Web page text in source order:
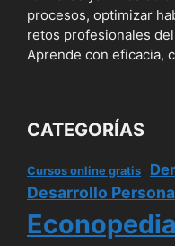
procesos, optimizar
retos profesionales
Aprende con eficacia,
CATEGORÍAS
Cursos online gratis
Desarrollo
Econopedia